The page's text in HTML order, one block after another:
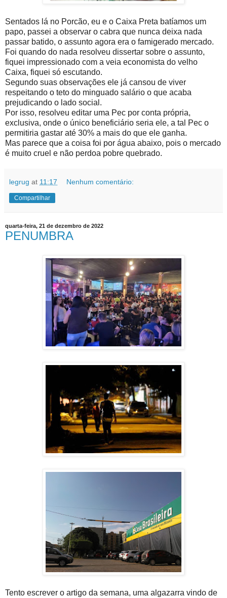
Sentados lá no Porcão, eu e o Caixa Preta batíamos um
papo, passei a observar o cabra que nunca deixa nada
passar batido, o assunto agora era o famigerado mercado.
Foi quando do nada resolveu dissertar sobre o assunto,
fiquei impressionado com a veia economista do velho
Caixa, fiquei só escutando.
Segundo suas observações ele já cansou de viver
respeitando o teto do minguado salário o que acaba
prejudicando o lado social.
Por isso, resolveu editar uma Pec por conta própria,
exclusiva, onde o único beneficiário seria ele, a tal Pec o
permitiria gastar até 30% a mais do que ele ganha.
Mas parece que a coisa foi por água abaixo, pois o mercado
é muito cruel e não perdoa pobre quebrado.
legrug at 11:17 Nenhum comentário:
Compartilhar
quarta-feira, 21 de dezembro de 2022
PENUMBRA
Tento escrever o artigo da semana, uma algazarra vindo de